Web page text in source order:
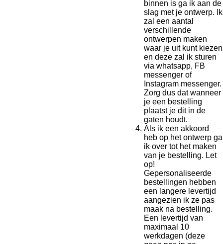
binnen is ga ik aan de
slag met je ontwerp. Ik
zal een aantal
verschillende
ontwerpen maken
waar je uit kunt kiezen
en deze zal ik sturen
via whatsapp, FB
messenger of
Instagram messenger.
Zorg dus dat wanneer
je een bestelling
plaatst je dit in de
gaten houdt.
Als ik een akkoord
heb op het ontwerp ga
ik over tot het maken
van je bestelling. Let
op!
Gepersonaliseerde
bestellingen hebben
een langere levertijd
aangezien ik ze pas
maak na bestelling.
Een levertijd van
maximaal 10
werkdagen (deze